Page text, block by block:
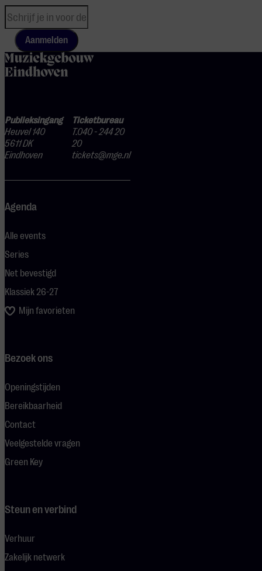
Aanmelden
Publieksingang
Heuvel 140
5611 DK
Eindhoven
Ticketbureau
T.040 - 244 20
20
tickets@mge.nl
Agenda
Alle events
Series
Net bevestigd
Klassiek 26-27
Mijn favorieten
Bezoek ons
Openingstijden
Bereikbaarheid
Contact
Veelgestelde vragen
Green Key
Steun en verbind
Verhuur
Zakelijk netwerk